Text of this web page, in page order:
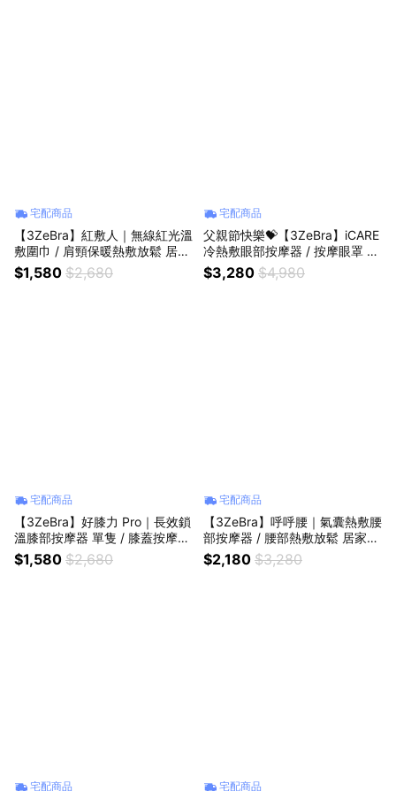
宅配商品
【3ZeBra】紅敷人｜無線紅光溫
敷圍巾 / 肩頸保暖熱敷放鬆 居家
辦公適用 朋友家人長輩送禮推薦
母親節禮物 父親節禮物 情人節
$1,580 $2,680
宅配商品
父親節快樂💝【3ZeBra】iCARE
冷熱敷眼部按摩器 / 按摩眼罩 生
日禮 朋友 家人送禮推薦 母親節
禮物 父親節禮物
$3,280 $4,980
宅配商品
【3ZeBra】好膝力 Pro｜長效鎖
溫膝部按摩器 單隻 / 膝蓋按摩
護膝保養 好友 家人 長輩 生日禮
母親節禮物 父親節禮物
$1,580 $2,680
宅配商品
【3ZeBra】呼呼腰｜氣囊熱敷腰
部按摩器 / 腰部熱敷放鬆 居家辦
公適用 朋友家人長輩送禮推薦
母親節禮物 父親節禮物 情人節
$2,180 $3,280
宅配商品 宅配商品